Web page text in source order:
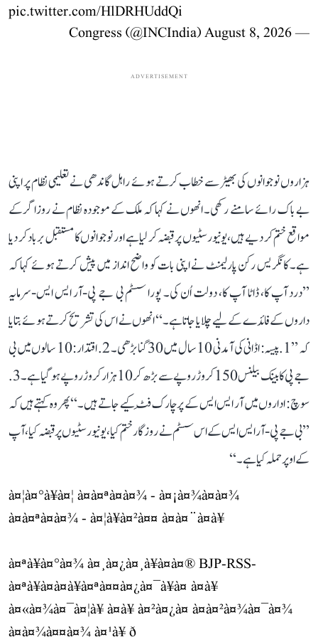
pic.twitter.com/HlDRHUddQi
— Congress (@INCIndia)
August 8, 2026
ADVERTISEMENT
ہزاروں نوجوانوں کی بھیڑ سے خطاب کرتے ہوئے راہل گاندھی نے تعلیمی نظام پر اپنی
بے باک رائے سامنے رکھی۔ انھوں نے کہا کہ ملک کے موجودہ نظام نے روزاگر کے
مواقع ختم کر دیے ہیں، یونیورسٹیوں پر قبضہ کر لیا ہے اور نوجوانوں کا مستقبل برباد کر دیا
ہے۔ کانگریس رکن پارلیمنٹ نے اپنی بات کو واضح انداز میں پیش کرتے ہوئے کہا کہ
’’درد آپ کا، ڈاٹا آپ کا، دولت اُن کی۔ پورا سسٹم بی جے پی-آر ایس ایس-سرمایہ
داروں کے فائدے کے لیے چلایا جاتا ہے۔‘‘ انھوں نے اس کی تشریح کرتے ہوئے بتایا
کہ ’’1. پیسہ: اڈانی کی آمدنی 10 سال میں 30 گنا بڑھی۔ 2. اقتدار: 10 سالوں میں بی
جے پی کا بینک بیلنس 150 کروڑ روپے سے بڑھ کر 10 ہزار کروڑ روپے ہو گیا ہے۔ 3.
سوچ: اداروں میں آر ایس ایس کے پرچارک فِٹ کیے جاتے ہیں۔‘‘ پھر وہ کہتے ہیں کہ
’’بی جے پی-آر ایس ایس کے اس سسٹم نے روزگار ختم کیا، یونیورسٹیوں پر قبضہ کیا، آپ
کے اوپر حملہ کیا ہے۔‘‘
à¤¦à¤°à¥à¤¦ à¤à¤ªà¤à¤¾ - à¤¡à¤¾à¤à¤¾
à¤à¤ªà¤à¤¾ - à¤¦à¥à¤²à¤¤ à¤à¤¨à¤à¥
à¤ªà¥à¤°à¤¾ à¤¸à¤¿à¤¸à¥à¤à¤® BJP-RSS-
à¤ªà¥à¤à¤à¥à¤ªà¤¤à¤¿à¤¯à¥à¤ à¤à¥
à¤«à¤¾à¤¯à¤¦à¥ à¤à¥ à¤²à¤¿à¤ à¤à¤²à¤¾à¤¯à¤¾
à¤à¤¾à¤¤à¤¾ à¤¹à¥ ð